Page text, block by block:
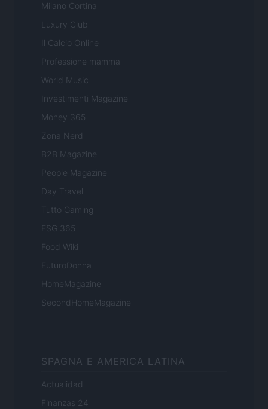
Milano Cortina
Luxury Club
Il Calcio Online
Professione mamma
World Music
Investimenti Magazine
Money 365
Zona Nerd
B2B Magazine
People Magazine
Day Travel
Tutto Gaming
ESG 365
Food Wiki
FuturoDonna
HomeMagazine
SecondHomeMagazine
SPAGNA E AMERICA LATINA
Actualidad
Finanzas 24